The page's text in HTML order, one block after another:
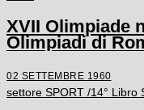
XVII Olimpiade
Olimpiadi di
02 SETTEMBRE 1960
settore SPORT /14° Libro